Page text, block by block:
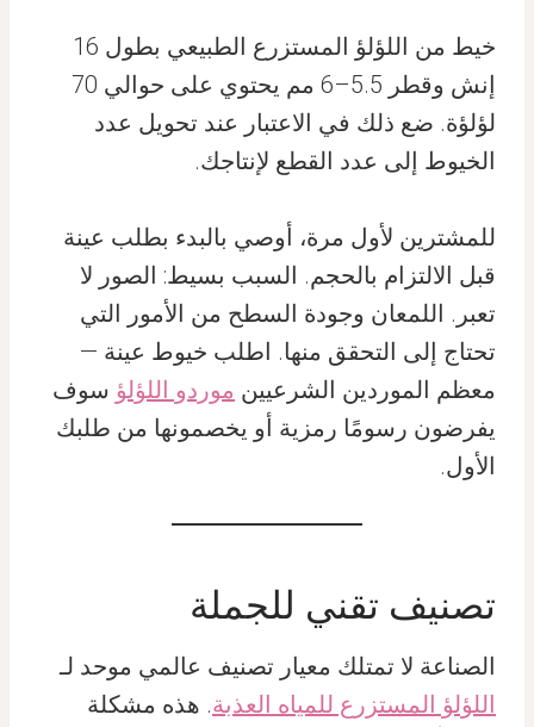
خيط من اللؤلؤ المستزرع الطبيعي بطول 16
إنش وقطر 5.5–6 مم يحتوي على حوالي 70
لؤلؤة. ضع ذلك في الاعتبار عند تحويل عدد
الخيوط إلى عدد القطع لإنتاجك.
للمشترين لأول مرة، أوصي بالبدء بطلب عينة
قبل الالتزام بالحجم. السبب بسيط: الصور لا
تعبر. اللمعان وجودة السطح من الأمور التي
تحتاج إلى التحقق منها. اطلب خيوط عينة —
معظم الموردين الشرعيين موردو اللؤلؤ سوف
يفرضون رسومًا رمزية أو يخصمونها من طلبك
الأول.
تصنيف تقني للجملة
الصناعة لا تمتلك معيار تصنيف عالمي موحد لـ
اللؤلؤ المستزرع للمياه العذبة. هذه مشكلة